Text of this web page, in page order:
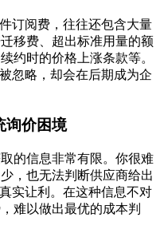
订阅费，往往还包含大量
移费、超出标准用量的额
约时的价格上涨条款等。
忽略，却会在后期成为企
询价困境
的信息非常有限。你很难
，也无法判断供应商给出
实让利。在这种信息不对
难以做出最优的成本判